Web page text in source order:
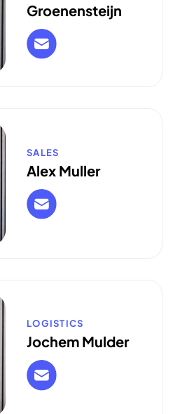
Groenensteijn
SALES
Alex Muller
LOGISTICS
Jochem Mulder